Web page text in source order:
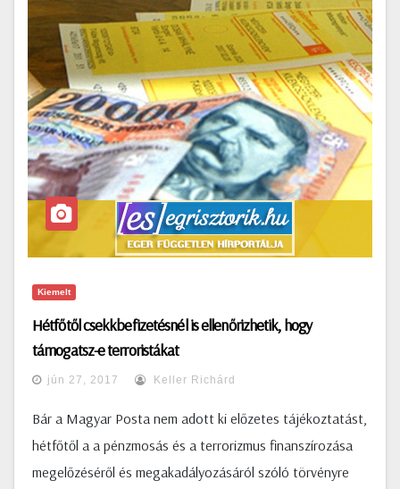
Kiemelt
Hétfőtől csekkbefizetésnél is ellenőrizhetik, hogy
támogatsz-e terroristákat
jún 27, 2017 Keller Richárd
Bár a Magyar Posta nem adott ki előzetes tájékoztatást,
hétfőtől a a pénzmosás és a terrorizmus finanszírozása
megelőzéséről és megakadályozásáról szóló törvényre